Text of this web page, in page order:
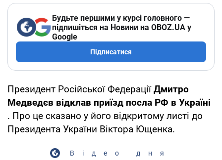
Будьте першими у курсі головного —
підпишіться на Новини на OBOZ.UA у
Google
Підписатися
Президент Російської ФедераціїДмитро
Медведєв відклав приїзд посла РФ в Україні
. Про це сказано у його відкритому листі до
Президента України Віктора Ющенка.
Відео дня